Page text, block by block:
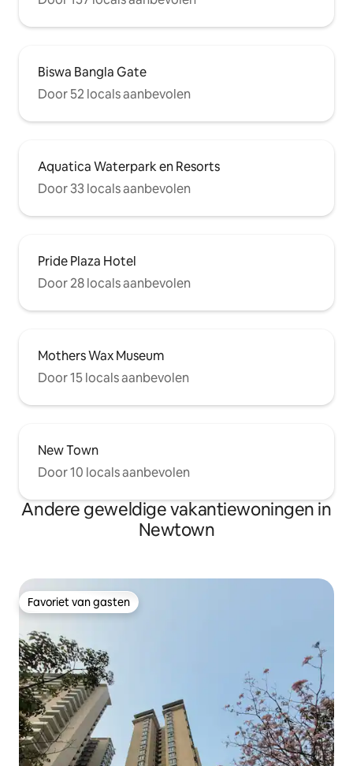
Biswa Bangla Gate
Door 52 locals aanbevolen
Aquatica Waterpark en Resorts
Door 33 locals aanbevolen
Pride Plaza Hotel
Door 28 locals aanbevolen
Mothers Wax Museum
Door 15 locals aanbevolen
New Town
Door 10 locals aanbevolen
Andere geweldige vakantiewoningen in
Newtown
Favoriet van gasten
Favoriet van gasten